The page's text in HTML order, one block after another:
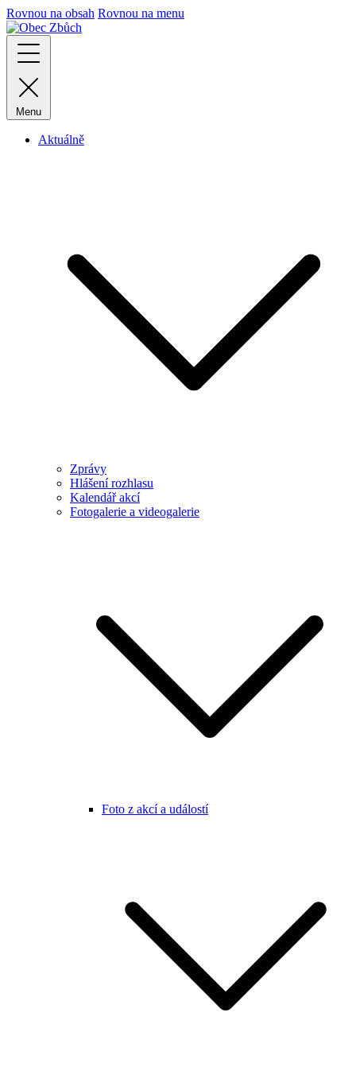
Rovnou na obsah Rovnou na menu
Menu
Aktuálně
Zprávy
Hlášení rozhlasu
Kalendář akcí
Fotogalerie a videogalerie
Foto z akcí a událostí